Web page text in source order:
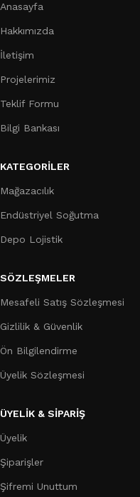
Anasayfa
Hakkımızda
İletişim
Projelerimiz
Teklif Formu
Bilgi Bankası
KATEGORILER
Mağazacılık
Endüstriyel Soğutma
Depo Lojistik
SÖZLEŞMELER
Mesafeli Satış Sözleşmesi
Gizlilik & Güvenlik
Ön Bilgilendirme
Üyelik Sözleşmesi
ÜYELİK & SİPARİŞ
Üyelik
Şiparişler
Şifremi Unuttum